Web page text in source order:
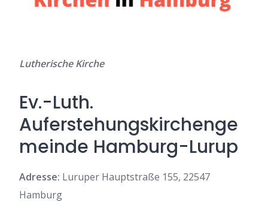
Lutherische Kirche
Ev.-Luth.
Auferstehungskirchenge
meinde Hamburg-Lurup
Adresse: Luruper Hauptstraße 155, 22547
Hamburg